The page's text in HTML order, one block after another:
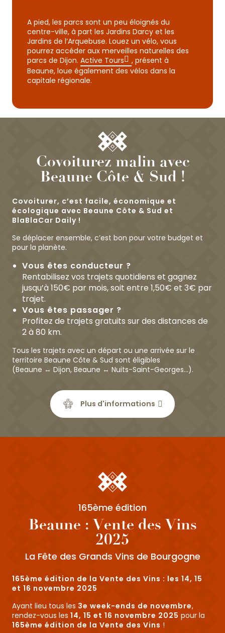
A pied, les parcs sont un peu éloignés du
centre-ville, à part les Jardins Darcy et les
Jardins de l’Arquebuse. Louez un vélo, vous
pourrez accéder aux merveilles naturelles des
parcs de Dijon. Active Tours
, présent à
Beaune, loue également des vélos dans la
capitale régionale.
Covoiturez malin avec
Beaune Côte & Sud !
Covoiturer, c’est facile, économique et
écologique avec Beaune Côte & Sud et
BlaBlaCar Daily !
Se déplacer ensemble, c’est bon pour votre budget et
pour la planète.
Vous êtes conducteur ?
Rentabilisez vos trajets quotidiens et gagnez
jusqu’à 150€ par mois, soit entre 1,50€ et 3€ par
trajet.
Vous êtes passager ?
Profitez de trajets gratuits sur des distances de
2 à 80 km.
Tous les trajets avec un départ ou une arrivée sur le
territoire Beaune Côte & Sud sont éligibles
(Beaune ↔ Dijon, Beaune ↔ Nuits-Saint-Georges…).
Plus d'informations
165ème édition
Beaune : Vente des Vins
2025
La Fête des Grands Vins de Bourgogne
165ème édition de la Vente des Vins : les 14, 15
et 16 novembre 2025
Ayant lieu tous les 3e week-ends de novembre,
rendez-vous les 14, 15 et 16 novembre 2025 pour la
165ème édition de la Vente des Vins !